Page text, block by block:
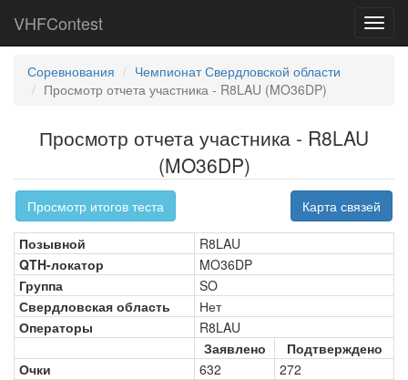
VHFContest
Соревнования
Чемпионат Свердловской области
Просмотр отчета участника - R8LAU (MO36DP)
Просмотр отчета участника - R8LAU
(MO36DP)
Просмотр итогов теста Карта связей
Позывной
R8LAU
QTH-локатор
MO36DP
Группа
SO
Свердловская область
Нет
Операторы
R8LAU
Заявлено
Подтверждено
Очки
632
272